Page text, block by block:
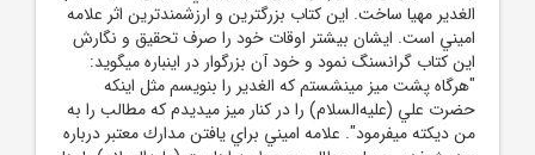
الغدير مهيا ساخت. اين كتاب بزرگترين و ارزشمندترين اثر علامه
اميني است. ايشان بيشتر اوقات خود را صرف تحقيق و نگارش
اين كتاب گرانسنگ نمود و خود آن بزرگوار در اين‏باره مي‏گويد:
"هرگاه پشت ميز مي‏نشستم كه الغدير را بنويسم مثل اينكه
حضرت علي (عليه‌السلام) را در كنار ميز مي‏ديدم كه مطالب را به
من ديكته مي‏فرمود". علامه اميني براي يافتن مدارك معتبر درباره